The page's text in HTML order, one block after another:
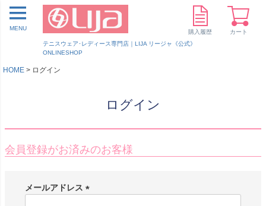
テニスウェア･レディース専門店｜LIJA リージャ《公式》
ONLINESHOP
MENU
購入履歴 カート
HOME ログイン
ログイン
会員登録がお済みのお客様
メールアドレス